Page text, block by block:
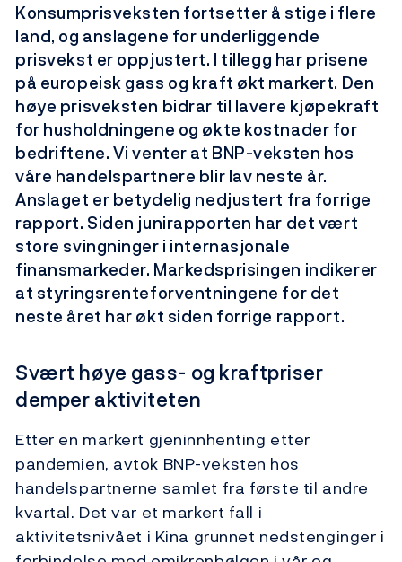
Konsumprisveksten fortsetter å stige i flere
land, og anslagene for underliggende
prisvekst er oppjustert. I tillegg har prisene
på europeisk gass og kraft økt markert. Den
høye prisveksten bidrar til lavere kjøpekraft
for husholdningene og økte kostnader for
bedriftene. Vi venter at BNP-veksten hos
våre handelspartnere blir lav neste år.
Anslaget er betydelig nedjustert fra forrige
rapport. Siden junirapporten har det vært
store svingninger i internasjonale
finansmarkeder. Markedsprisingen indikerer
at styringsrenteforventningene for det
neste året har økt siden forrige rapport.
Svært høye gass- og kraftpriser
demper aktiviteten
Etter en markert gjeninnhenting etter
pandemien, avtok BNP-veksten hos
handelspartnerne samlet fra første til andre
kvartal. Det var et markert fall i
aktivitetsnivået i Kina grunnet nedstenginger i